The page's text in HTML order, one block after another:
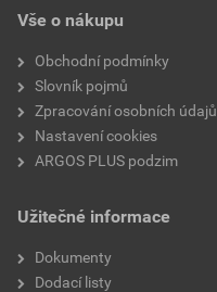
Vše o nákupu
Obchodní podmínky
Slovník pojmů
Zpracování osobních údajů
Nastavení cookies
ARGOS PLUS podzim
Užitečné informace
Dokumenty
Dodací listy